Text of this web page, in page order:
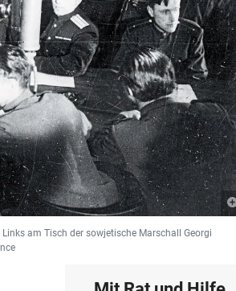
am Tisch der sowjetische Marschall Georgi